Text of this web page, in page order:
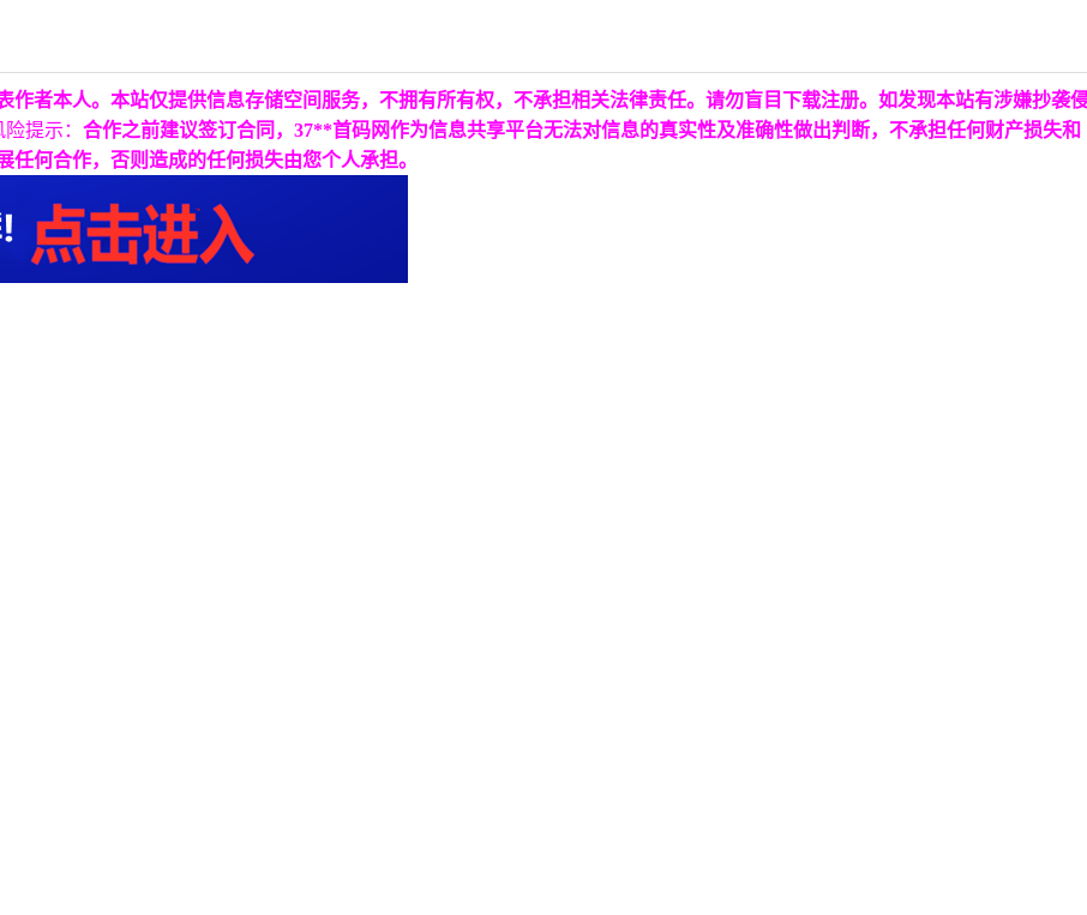
作者本人。本站仅提供信息存储空间服务，不拥有所有权，不承担相关法律责任。请勿盲目下载注册。如发现本站有涉嫌抄袭
险提示： 合作之前建议签订合同，37**首码网作为信息共享平台无法对信息的真实性及准确性做出判断，不承担任何财产损失和
何合作，否则造成的任何损失由您个人承担。